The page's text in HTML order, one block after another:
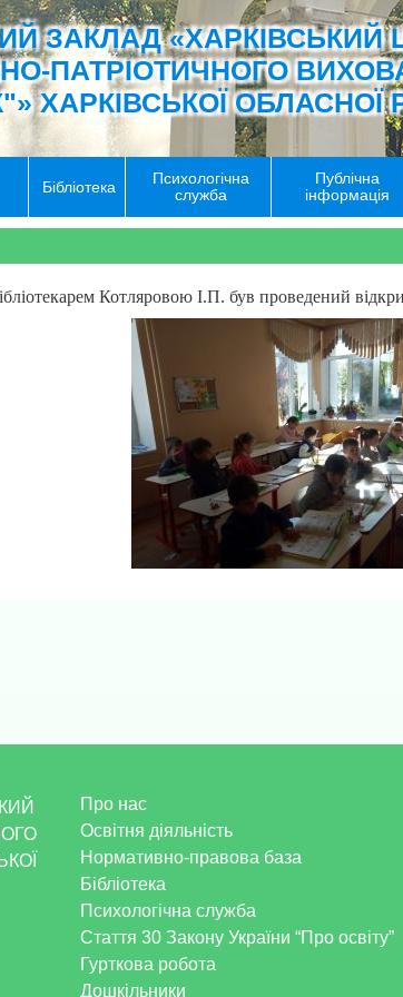
ЗАКЛАД «ХАРКІВСЬКИЙ
ПАТРІОТИЧНОГО
ХАРКІВСЬКОЇ ОБЛАСНОЇ
Бібліотека
Психологічна
служба
Публічна
інформація
Котляровою І.П. був проведений
Про нас
Освітня діяльність
Нормативно-правова база
Бібліотека
Психологічна служба
Стаття 30 Закону України “Про освіту”
Гурткова робота
Дошкільники